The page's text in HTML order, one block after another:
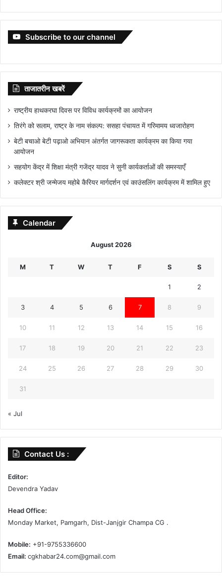
Subscribe to our channel
ताजातरीन खबरें
राष्ट्रीय हाथकरघा दिवस पर विविध कार्यक्रमों का आयोजन
तिरंगे को सलाम, राष्ट्र के नाम संकल्प: ससहा पंचायत में गरिमामय ध्वजारोहण
बेटी बचाओ बेटी पढ़ाओ अभियान अंतर्गत जागरूकता कार्यक्रम का किया गया
आयोजन
सहयोग केंद्र में शिक्षा मंत्री गजेंद्र यादव ने सुनी कार्यकर्ताओं की समस्याएँ
कलेक्टर श्री जन्मेजय महोबे कैरियर मार्गदर्शन एवं काउंसलिंग कार्यक्रम में शामिल हुए
Calendar
August 2026
M T W T F S S
1 2
3 4 5 6 7 8 9
10 11 12 13 14 15 16
17 18 19 20 21 22 23
24 25 26 27 28 29 30
31
« Jul
Contact Us :
Editor:
Devendra Yadav
Head Office:
Monday Market, Pamgarh, Dist-Janjgir Champa CG .
Mobile: +91-9755336600
Email: cgkhabar24.com@gmail.com